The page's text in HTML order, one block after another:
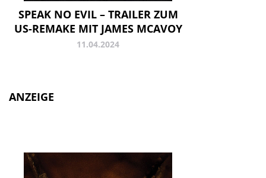
SPEAK NO EVIL – TRAILER ZUM
US-REMAKE MIT JAMES MCAVOY
11.04.2024
ANZEIGE